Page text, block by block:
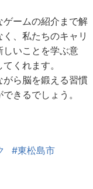
ームの紹介まで解
、私たちのキャリ
しいことを学ぶ意
くれます。
ら脳を鍛える習慣
きるでしょう。
#東松島市